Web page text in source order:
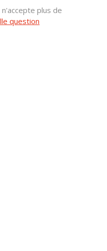
plus de
question